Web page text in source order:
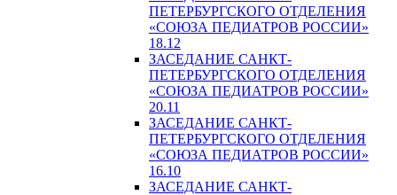
ПЕТЕРБУРГСКОГО ОТДЕЛЕНИЯ
«СОЮЗА ПЕДИАТРОВ РОССИИ»
18.12
ЗАСЕДАНИЕ САНКТ-
ПЕТЕРБУРГСКОГО ОТДЕЛЕНИЯ
«СОЮЗА ПЕДИАТРОВ РОССИИ»
20.11
ЗАСЕДАНИЕ САНКТ-
ПЕТЕРБУРГСКОГО ОТДЕЛЕНИЯ
«СОЮЗА ПЕДИАТРОВ РОССИИ»
16.10
ЗАСЕДАНИЕ САНКТ-